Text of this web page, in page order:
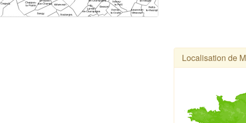
Localisation de